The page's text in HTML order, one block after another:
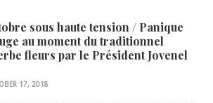
sous haute tension / Panique
au moment du traditionnel
fleurs par le Président Jovenel
17, 2018